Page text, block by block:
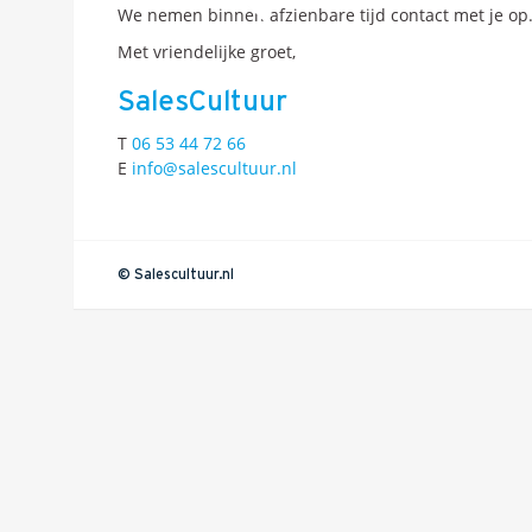
We nemen binnen afzienbare tijd contact met je op.
Met vriendelijke groet,
SalesCultuur
T 06 53 44 72 66
E info@salescultuur.nl
© Salescultuur.nl